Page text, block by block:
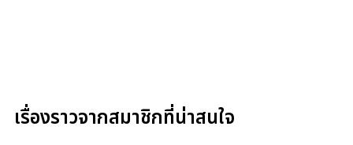
เรื่องราวจากสมาชิกที่น่าสนใจ